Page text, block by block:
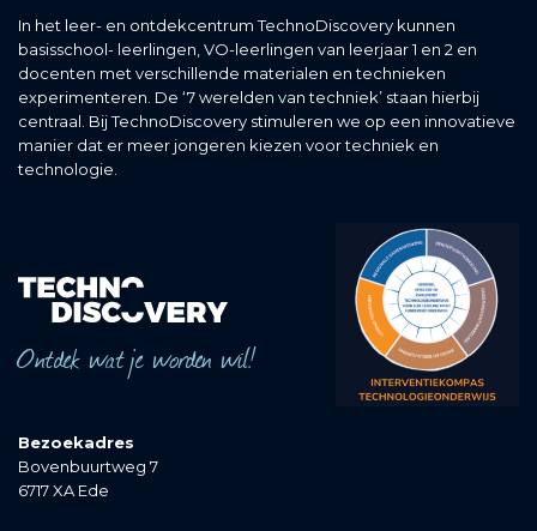
In het leer- en ontdekcentrum TechnoDiscovery kunnen
basisschool- leerlingen, VO-leerlingen van leerjaar 1 en 2 en
docenten met verschillende materialen en technieken
experimenteren. De ‘7 werelden van techniek’ staan hierbij
centraal. Bij TechnoDiscovery stimuleren we op een innovatieve
manier dat er meer jongeren kiezen voor techniek en
technologie.
Ontdek wat je worden wil!
Bezoekadres
Bovenbuurtweg 7
6717 XA Ede